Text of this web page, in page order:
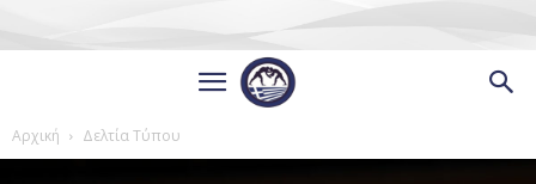
Αρχική Δελτία Τύπου